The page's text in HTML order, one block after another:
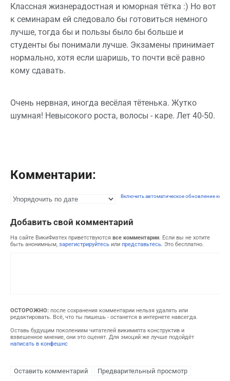
Классная жизнерадостная и юморная тётка :) Но вот
к семинарам ей следовало бы готовиться немного
лучше, тогда бы и пользы было бы больше и
студенты бы понимали лучше. Экзамены принимает
нормально, хотя если шаришь, то почти всё равно
кому сдавать.
Очень нервная, иногда весёлая тётенька. Жутко
шумная! Невысокого роста, волосы - каре. Лет 40-50.
Комментарии:
Включить автоматическое обновление
Добавить свой комментарий
На сайте ВикиФизтех приветствуются все комментарии. Если вы не хотите
быть анонимным, зарегистрируйтесь или представьтесь. Это бесплатно.
ОСТОРОЖНО: после сохранения комментарии нельзя удалять или
редактировать. Всё, что ты пишешь - останется в интернете навсегда.
Оставь будущим поколениям читателей викимипта конструктив и
взвешенное мнение, они это оценят. Для эмоций же лучше подойдёт
написать в конфешнс